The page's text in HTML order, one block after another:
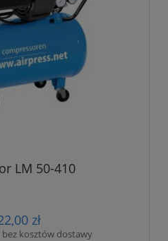
LM 50-410
zł
bez kosztów dostawy